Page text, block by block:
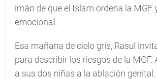
imán de que el Islam ordena la
emocional.
Esa mañana de cielo gris, Rasul
para describir los riesgos de la
a sus dos niñas a la ablación genital.